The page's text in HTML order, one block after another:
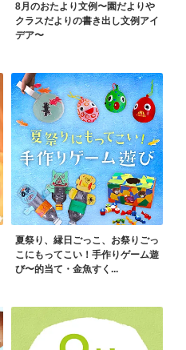
8月のおたより文例〜園だよりや
クラスだよりの書き出し文例アイ
デア〜
夏祭り、縁日ごっこ、お祭りごっ
こにもってこい！手作りゲーム遊
び〜的当て・金魚すく...